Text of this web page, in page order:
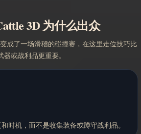
3D 为什么出众
成了一场滑稽的碰撞赛，在这里走位技巧比
器或战利品更重要。
时机，而不是收集装备或蹲守战利品。